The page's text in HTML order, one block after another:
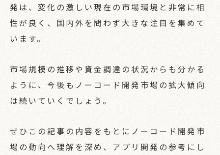
発は、変化の激しい現在の市場環境と非常に相
性が良く、国内外を問わず大きな注目を集めて
います。
市場規模の推移や資金調達の状況からも分かる
ように、今後もノーコード開発市場の拡大傾向
は続いていくでしょう。
ぜひこの記事の内容をもとにノーコード開発市
場の動向へ理解を深め、アプリ開発の参考にし